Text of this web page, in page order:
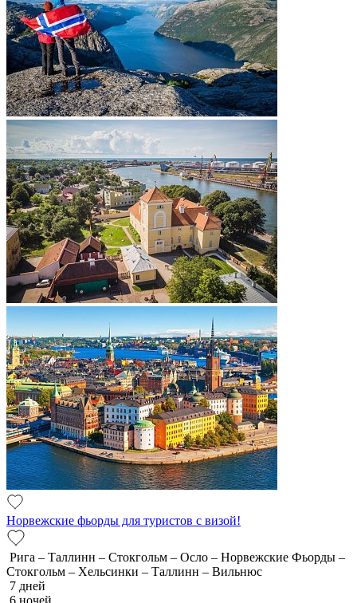
Норвежские фьорды для туристов с визой!
Рига – Таллинн – Стокгольм – Осло – Норвежские Фьорды –
Стокгольм – Хельсинки – Таллинн – Вильнюс
7 дней
6 ночей